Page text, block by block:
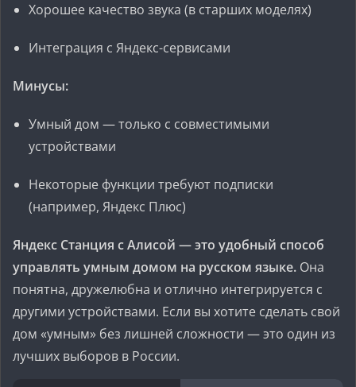
Хорошее качество звука (в старших моделях)
Интеграция с Яндекс-сервисами
Минусы:
Умный дом — только с совместимыми
устройствами
Некоторые функции требуют подписки
(например, Яндекс Плюс)
Яндекс Станция с Алисой — это удобный способ
управлять умным домом на русском языке. Она
понятна, дружелюбна и отлично интегрируется с
другими устройствами. Если вы хотите сделать свой
дом «умным» без лишней сложности — это один из
лучших выборов в России.